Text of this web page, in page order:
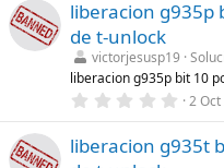
(0
e
t
r
e
l
(
liberacion g935p
de t-unlock
victorjesusp19
liberacion g935p bit 10
0
0
0
e
2 Oct
liberacion g935t